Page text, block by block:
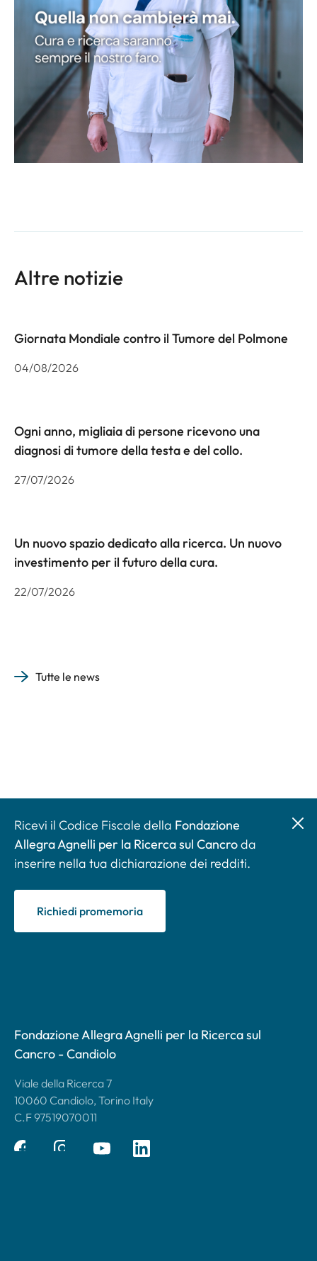
Altre notizie
Giornata Mondiale contro il Tumore del Polmone
04/08/2026
Ogni anno, migliaia di persone ricevono una
diagnosi di tumore della testa e del collo.
27/07/2026
Un nuovo spazio dedicato alla ricerca. Un nuovo
investimento per il futuro della cura.
22/07/2026
Tutte le news
Ricevi il Codice Fiscale della Fondazione
Allegra Agnelli per la Ricerca sul Cancroda
inserire nella tua dichiarazione dei redditi.
Richiedi promemoria
Fondazione Allegra Agnelli per la Ricerca sul
Cancro - Candiolo
Viale della Ricerca 7
10060 Candiolo, Torino Italy
C.F 97519070011